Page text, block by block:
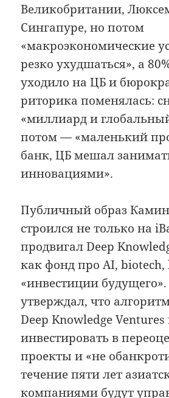
Великобритании,
Сингапуре, но потом
«макроэкономические
резко ухудшаться», а
уходило на ЦБ и
риторика поменялась:
«миллиард и
потом — «маленький
банк, ЦБ мешал
инновациями».
Публичный образ
строился не только на
продвигал Deep
как фонд про AI,
«инвестиции
утверждал, что
Deep Knowledge Ventures
инвестировать в
проекты и «не
течение пяти лет
компаниями будут